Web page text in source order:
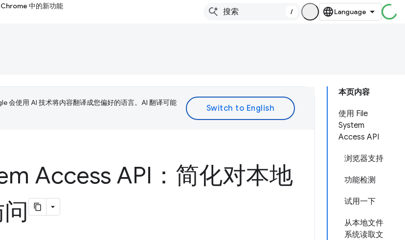
Chrome 中的新功能
/
本页内容
使用 File
System
Access API
浏览器支持
功能检测
试用一下
从本地文件
系统读取文
会使用 AI 技术将内容翻译成您偏好的语言。AI 翻译可能
Access API：简化对本地